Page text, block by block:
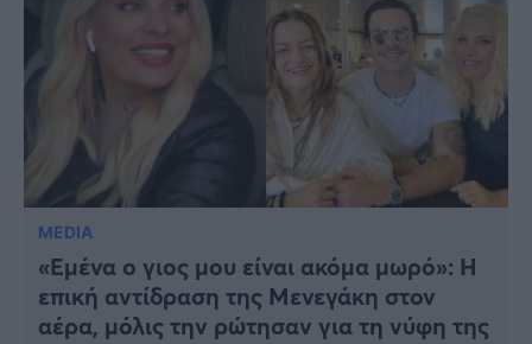
MEDIA
«Εμένα ο γιος μου είναι ακόμα μωρό»: Η
επική αντίδραση της Μενεγάκη στον
αέρα, μόλις την ρώτησαν για τη νύφη της